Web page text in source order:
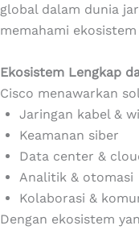
global dalam dunia
memahami
Ekosistem Lengkap
Cisco menawarkan
Jaringan kabel &
Keamanan siber
Data center &
Analitik & otomasi
Kolaborasi &
Dengan ekosistem